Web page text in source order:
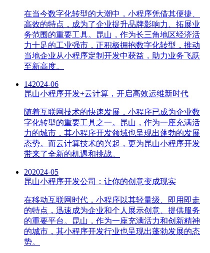
在当今数字化转型的大潮中，小程序凭借其便捷、
高效的特点，成为了企业提升品牌影响力、拓展业
务范围的重要工具。昆山，作为长三角地区经济活
力十足的工业强市，正积极拥抱数字化转型，推动
当地企业从小程序定制开发中获益，助力业务飞跃
至新高度。
142024-06
昆山小程序开发+云计算，开启高效运维新时代
随着互联网技术的快速发展，小程序已成为企业数
字化转型的重要工具之一。昆山，作为一座充满活
力的城市，其小程序开发领域也呈现出蓬勃的发展
态势。而云计算技术的兴起，更为昆山小程序开发
带来了全新的机遇和挑战。
202024-05
昆山小程序开发公司：让你的创意变成现实
在移动互联网时代，小程序以其轻量级、即用即走
的特点，迅速成为企业和个人展示创意、提供服务
的重要平台。昆山，作为一座充满活力和创新精神
的城市，其小程序开发行业也呈现出蓬勃发展的态
势。